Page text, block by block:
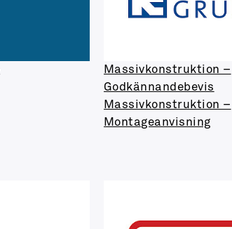
Massivkonstruktion –
Godkännandebevis
Massivkonstruktion –
Montageanvisning